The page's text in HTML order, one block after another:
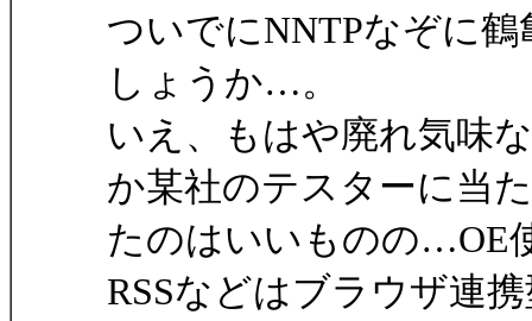
ついでにNNTPなぞに
しょうか…。
いえ、もはや廃れ気味
か某社のテスターに当
たのはいいものの…OE
RSSなどはブラウザ連